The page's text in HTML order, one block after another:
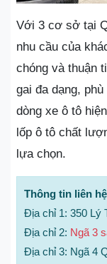
Với 3 cơ sở tại
nhu cầu của
chóng và thuận
gai đa dạng,
dòng xe ô tô
lốp ô tô chất
lựa chọn.
Thông tin liên hệ
Địa chỉ 1: 350 Lý
Địa chỉ 2: Ngã 3
Địa chỉ 3: Ngã 4